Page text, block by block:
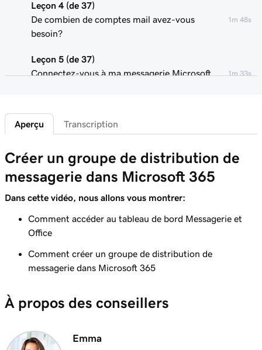
Leçon 4 (de 37)
De combien de comptes mail avez-vous
besoin?
1m 48s
Leçon 5 (de 37)
Connectez-vous à ma messagerie Microsoft
1m 33s
Leçon 6 (de 37)
Connecter mon domaine et créer mon adresse
Leçon 7 (de 37)
M'envoyer un email de test
Ajouter mon email Microsoft 365 à Outlook
sur un iPhone
1m 8s
Leçon 9 (de 37)
Ajouter mon email Microsoft 365 à Outlook
Leçon 10 (de 37)
Outlook sur Mac
Aperçu Transcription
Créer un groupe de distribution de
messagerie dans Microsoft 365
Dans cette vidéo, nous allons vous montrer:
Comment accéder au tableau de bord Messagerie et
Office
Comment créer un groupe de distribution de
messagerie dans Microsoft 365
À propos des conseillers
Emma